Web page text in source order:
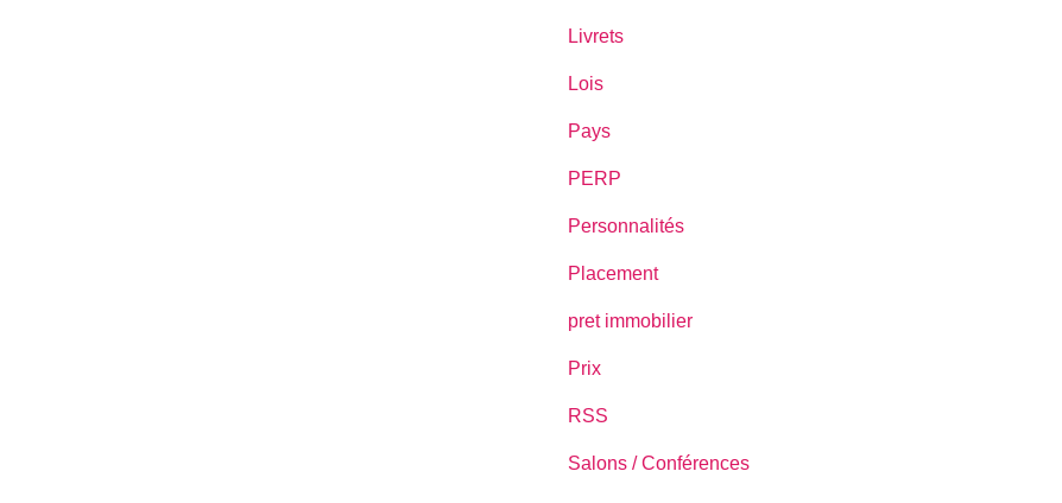
Livrets
Lois
Pays
PERP
Personnalités
Placement
pret immobilier
Prix
RSS
Salons / Conférences